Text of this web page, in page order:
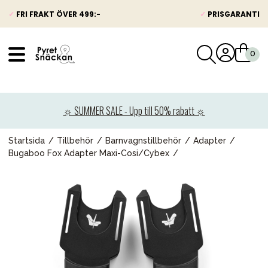
✓ FRI FRAKT ÖVER 499:- ✓ PRISGARANTI
☼ SUMMER SALE - Upp till 50% rabatt ☼
Startsida Tillbehör Barnvagnstillbehör
Adapter
Bugaboo Fox Adapter Maxi-Cosi/Cybex
Barnvagnar
Bilbarnstolar
Barn & Baby
Leksaker
Förälder
Möbler & bädd